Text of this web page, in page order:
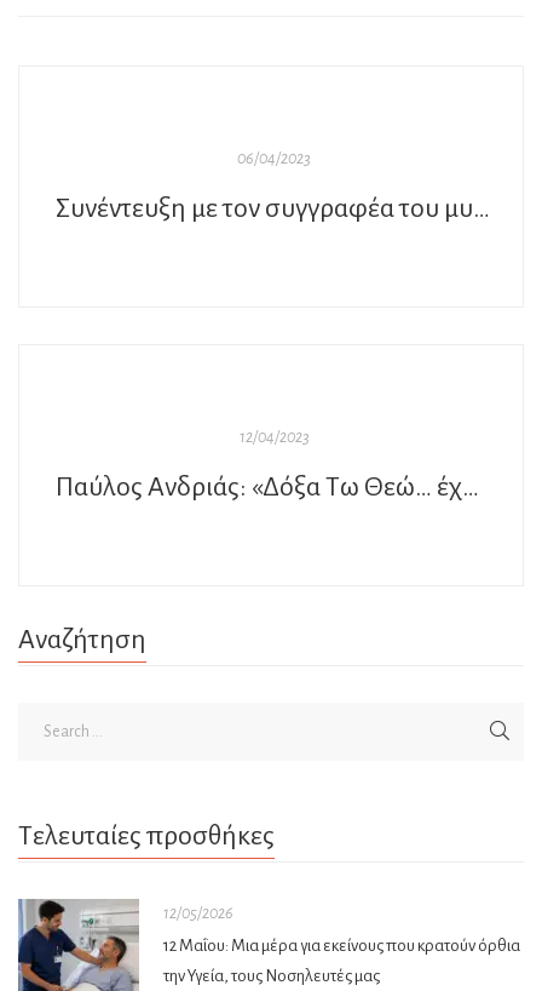
06/04/2023
Συνέντευξη με τον συγγραφέα του μυθιστορήματος «Το λικέρ των αναμνήσεων», Παύλο Ανδριά
12/04/2023
Παύλος Ανδριάς: «Δόξα Τω Θεώ… έχω αυτά που χρειάζομαι. Δεν μου αρέσει να εκβιάζω το αύριο»
Αναζήτηση
Τελευταίες προσθήκες
12/05/2026
12 Μαΐου: Μια μέρα για εκείνους που κρατούν όρθια
την Υγεία, τους Νοσηλευτές μας